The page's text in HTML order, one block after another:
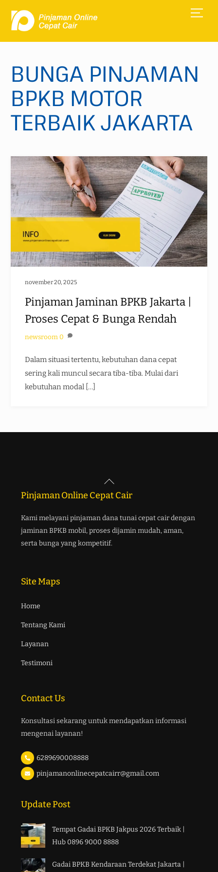
content
BUNGA PINJAMAN
BPKB MOTOR
TERBAIK JAKARTA
november 20, 2025
Pinjaman Jaminan BPKB Jakarta |
Proses Cepat & Bunga Rendah
newsroom 0
Dalam situasi tertentu, kebutuhan dana cepat
sering kali muncul secara tiba-tiba. Mulai dari
kebutuhan modal […]
Pinjaman Online Cepat Cair
Kami melayani pinjaman dana tunai cepat cair dengan
jaminan BPKB mobil, proses dijamin mudah, aman,
serta bunga yang kompetitif.
Site Maps
Home
Tentang Kami
Layanan
Testimoni
Contact Us
Konsultasi sekarang untuk mendapatkan informasi
mengenai layanan!
6289690008888
pinjamanonlinecepatcairr@gmail.com
Update Post
Tempat Gadai BPKB Jakpus 2026 Terbaik |
Hub 0896 9000 8888
Gadai BPKB Kendaraan Terdekat Jakarta |
Back
To